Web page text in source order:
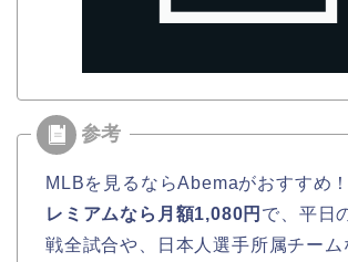
MLBを見るならAbemaがおすすめ！
レミアムなら月額1,080円 で、平日
戦全試合や、日本人選手所属チーム